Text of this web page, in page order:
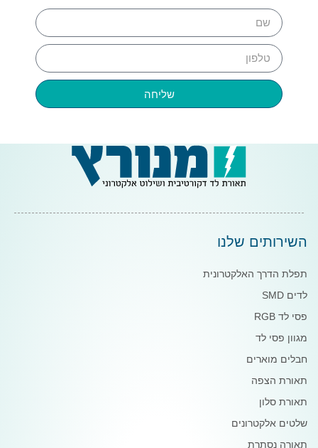
שליחה
השירותים שלנו
תפלת הדרך האלקטרונית
לדים SMD
פסי לד RGB
מגוון פסי לד
חבלים מוארים
תאורת הצפה
תאורת סלון
שלטים אלקטרונים
תאורה נסתרת